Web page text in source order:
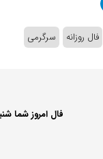
فال روزانه سرگرمی
فال امروز شما شنبه 5 آبان